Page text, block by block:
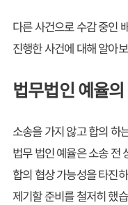
다른 사건으로 수감 중인
진행한 사건에 대해 알아
법무법인 예율
소송을 가지 않고 합의 하
법무 법인 예율은 소송 전
합의 협상 가능성을 타진
제기할 준비를 철저히 했